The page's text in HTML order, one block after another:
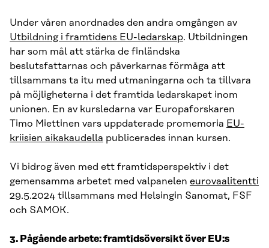
Under våren anordnades den andra omgången av
Utbildning i framtidens EU-ledarskap. Utbildningen
har som mål att stärka de finländska
beslutsfattarnas och påverkarnas förmåga att
tillsammans ta itu med utmaningarna och ta tillvara
på möjligheterna i det framtida ledarskapet inom
unionen. En av kursledarna var Europaforskaren
Timo Miettinen vars uppdaterade promemoria EU-
kriisien aikakaudella publicerades innan kursen.
Vi bidrog även med ett framtidsperspektiv i det
gemensamma arbetet med valpanelen eurovaalitentti
29.5.2024 tillsammans med Helsingin Sanomat, FSF
och SAMOK.
3. Pågående arbete: framtidsöversikt över EU:s